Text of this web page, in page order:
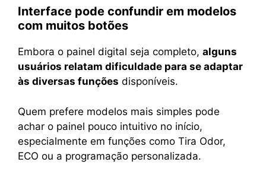
Interface pode confundir em modelos
com muitos botões
Embora o painel digital seja completo, alguns
usuários relatam dificuldade para se adaptar
às diversas funções disponíveis.
Quem prefere modelos mais simples pode
achar o painel pouco intuitivo no início,
especialmente em funções como Tira Odor,
ECO ou a programação personalizada.